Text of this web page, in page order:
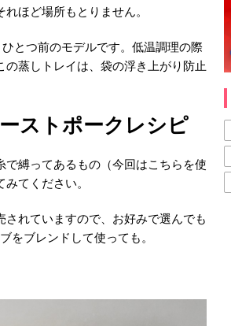
ほど場所もとりません。
とつ前のモデルです。低温調理の際
蒸しトレイは、袋の浮き上がり防止
ストポークレシピ
縛ってあるもの（今回はこちらを使
てください。
れていますので、お好みで選んでも
をブレンドして使っても。